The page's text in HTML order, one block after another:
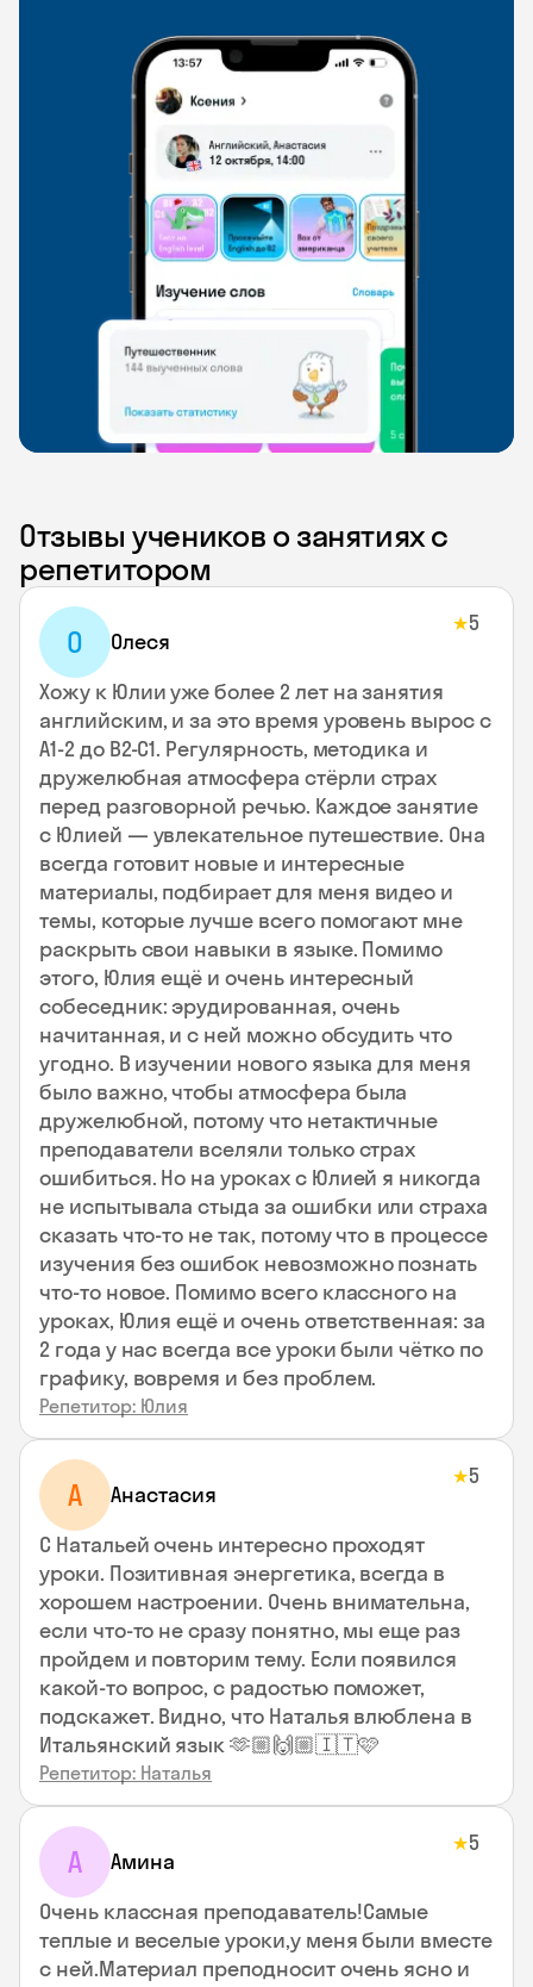
Отзывы учеников о занятиях с
репетитором
О Олеся
★5
Хожу к Юлии уже более 2 лет на занятия
английским, и за это время уровень вырос с
А1-2 до В2-С1. Регулярность, методика и
дружелюбная атмосфера стёрли страх
перед разговорной речью. Каждое занятие
с Юлией — увлекательное путешествие. Она
всегда готовит новые и интересные
материалы, подбирает для меня видео и
темы, которые лучше всего помогают мне
раскрыть свои навыки в языке. Помимо
этого, Юлия ещё и очень интересный
собеседник: эрудированная, очень
начитанная, и с ней можно обсудить что
угодно. В изучении нового языка для меня
было важно, чтобы атмосфера была
дружелюбной, потому что нетактичные
преподаватели вселяли только страх
ошибиться. Но на уроках с Юлией я никогда
не испытывала стыда за ошибки или страха
сказать что-то не так, потому что в процессе
изучения без ошибок невозможно познать
что-то новое. Помимо всего классного на
уроках, Юлия ещё и очень ответственная: за
2 года у нас всегда все уроки были чётко по
графику, вовремя и без проблем.
Репетитор: Юлия
А Анастасия
★5
С Натальей очень интересно проходят
уроки. Позитивная энергетика, всегда в
хорошем настроении. Очень внимательна,
если что-то не сразу понятно, мы еще раз
пройдем и повторим тему. Если появился
какой-то вопрос, с радостью поможет,
подскажет. Видно, что Наталья влюблена в
Итальянский язык 🫶🏼🙌🏼🇮🇹🩷
Репетитор: Наталья
А Амина
★5
Очень классная преподаватель!Самые
теплые и веселые уроки,у меня были вместе
с ней.Материал преподносит очень ясно и